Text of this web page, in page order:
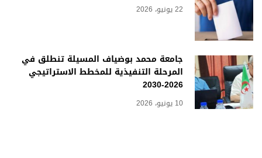
22 يونيو، 2026
جامعة محمد بوضياف المسيلة تنطلق في
المرحلة التنفيذية للمخطط الاستراتيجي
2026-2030
10 يونيو، 2026